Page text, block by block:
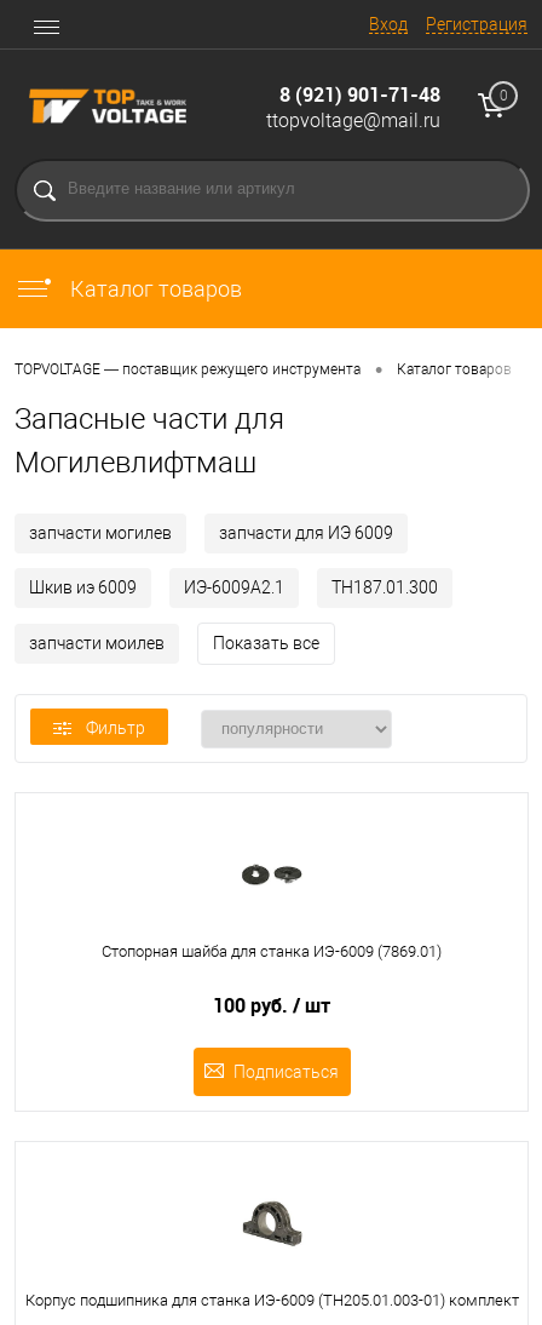
Вход Регистрация
8 (921) 901-71-48
ttopvoltage@mail.ru
0
Каталог товаров
TOPVOLTAGE — поставщик режущего инструмента • Каталог товаров
Запасные части для
Могилевлифтмаш
запчасти могилев запчасти для ИЭ 6009
Шкив иэ 6009 ИЭ-6009А2.1 ТН187.01.300
запчасти моилев Показать все
Фильтр
Стопорная шайба для станка ИЭ-6009 (7869.01)
100 руб. / шт
Подписаться
Корпус подшипника для станка ИЭ-6009 (ТН205.01.003-01) комплект